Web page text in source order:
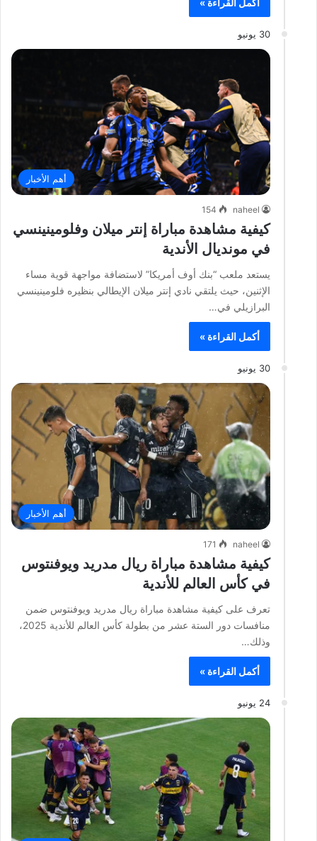
أكمل القراءة »
30 يونيو
أهم الأخبار
naheel
154
كيفية مشاهدة مباراة إنتر ميلان وفلومينينسي
في مونديال الأندية
يستعد ملعب “بنك أوف أمريكا” لاستضافة مواجهة قوية مساء
الإثنين، حيث يلتقي نادي إنتر ميلان الإيطالي بنظيره فلومينينسي
البرازيلي في…
أكمل القراءة »
30 يونيو
أهم الأخبار
naheel
171
كيفية مشاهدة مباراة ريال مدريد ويوفنتوس
في كأس العالم للأندية
تعرف على كيفية مشاهدة مباراة ريال مدريد ويوفنتوس ضمن
منافسات دور الستة عشر من بطولة كأس العالم للأندية 2025،
وذلك…
أكمل القراءة »
24 يونيو